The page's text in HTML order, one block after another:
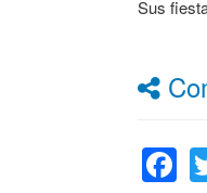
Sus